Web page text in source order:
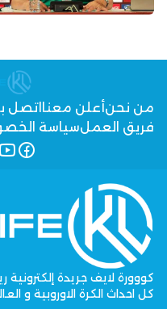
من نحنأعلن معنا اتصل
فريق العملسياسة
كووورة لايف جريدة
كل احداث الكرة الاوروبية و